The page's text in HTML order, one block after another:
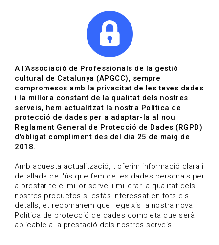
Actualitza't
Vols estar al dia?
HOME / BLOG
Estigues al dia
Convocatòries, activitats i notícies del sector de la
cultura.
A l'Associació de Professionals de la gestió
cultural de Catalunya (APGCC), sempre
compromesos amb la privacitat de les teves dades
i la millora constant de la qualitat dels nostres
serveis, hem actualitzat la nostra Política de
protecció de dades per a adaptar-la al nou
Reglament General de Protecció de Dades (RGPD)
d'obligat compliment des del dia 25 de maig de
2018.
Amb aquesta actualització, t'oferim informació clara i
detallada de l'ús que fem de les dades personals per
a prestar-te el millor servei i millorar la qualitat dels
nostres productos.si estàs interessat en tots els
detalls, et recomanem que llegeixis la nostra nova
Política de protecció de dades completa que serà
aplicable a la prestació dels nostres serveis.